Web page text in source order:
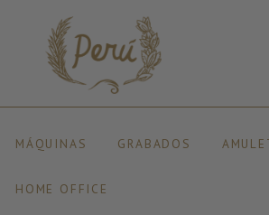
MÁQUINAS GRABADOS
HOME OFFICE